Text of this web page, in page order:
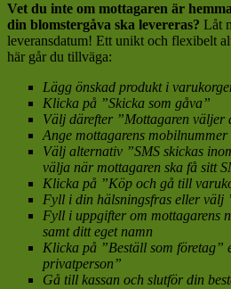
Vet du inte om mottagaren är
din blomstergåva ska levereras? Låt
leveransdatum! Ett unikt och flexibelt
här går du tillväga:
Lägg önskad produkt i
Klicka på ”Skicka som gåva”
Välj därefter ”Mottagaren väljer
Ange mottagarens mobilnummer
Välj alternativ ”SMS skickas
välja när mottagaren ska få sitt
Klicka på ”Köp och gå till
Fyll i din hälsningsfras eller välj
Fyll i uppgifter om mottagarens
samt ditt eget namn
Klicka på ”Beställ som företag”
privatperson”
Gå till kassan och slutför din